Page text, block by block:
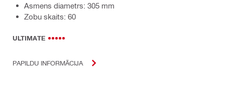
Asmens diametrs: 305 mm
Zobu skaits: 60
ULTIMATE
PAPILDU INFORMĀCIJA